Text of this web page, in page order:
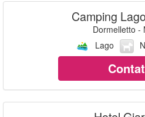
Camping
Dormelletto -
Lago